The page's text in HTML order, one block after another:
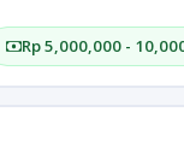
Rp 5,000,000 -